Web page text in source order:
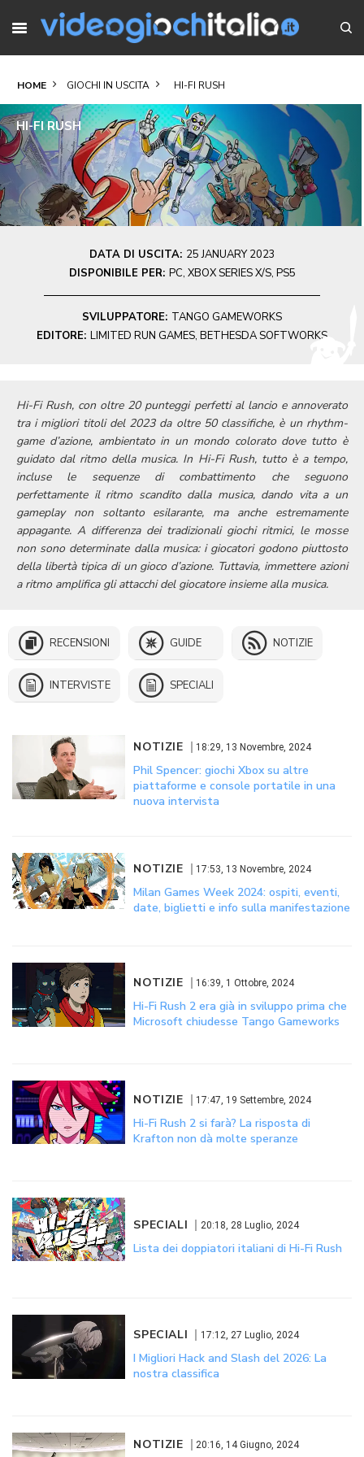
HOME GIOCHI IN USCITA HI-FI RUSH
HI-FI RUSH
DATA DI USCITA: 25 JANUARY 2023
DISPONIBILE PER: PC, XBOX SERIES X/S, PS5
SVILUPPATORE: TANGO GAMEWORKS
EDITORE: LIMITED RUN GAMES, BETHESDA SOFTWORKS
Hi-Fi Rush, con oltre 20 punteggi perfetti al lancio e annoverato
tra i migliori titoli del 2023 da oltre 50 classifiche, è un rhythm-
game d’azione, ambientato in un mondo colorato dove tutto è
guidato dal ritmo della musica. In Hi-Fi Rush, tutto è a tempo,
incluse le sequenze di combattimento che seguono
perfettamente il ritmo scandito dalla musica, dando vita a un
gameplay non soltanto esilarante, ma anche estremamente
appagante. A differenza dei tradizionali giochi ritmici, le mosse
non sono determinate dalla musica: i giocatori godono piuttosto
della libertà tipica di un gioco d’azione. Tuttavia, immettere azioni
a ritmo amplifica gli attacchi del giocatore insieme alla musica.
RECENSIONI GUIDE NOTIZIE
INTERVISTE SPECIALI
NOTIZIE 18:29, 13 Novembre, 2024
Phil Spencer: giochi Xbox su altre
piattaforme e console portatile in una
nuova intervista
NOTIZIE 17:53, 13 Novembre, 2024
Milan Games Week 2024: ospiti, eventi,
date, biglietti e info sulla manifestazione
NOTIZIE 16:39, 1 Ottobre, 2024
Hi-Fi Rush 2 era già in sviluppo prima che
Microsoft chiudesse Tango Gameworks
NOTIZIE 17:47, 19 Settembre, 2024
Hi-Fi Rush 2 si farà? La risposta di
Krafton non dà molte speranze
SPECIALI 20:18, 28 Luglio, 2024
Lista dei doppiatori italiani di Hi-Fi Rush
SPECIALI 17:12, 27 Luglio, 2024
I Migliori Hack and Slash del 2026: La
nostra classifica
NOTIZIE 20:16, 14 Giugno, 2024